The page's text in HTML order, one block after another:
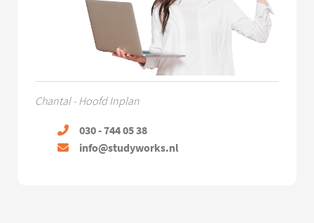
Chantal - Hoofd Inplan
030 - 744 05 38
info@studyworks.nl